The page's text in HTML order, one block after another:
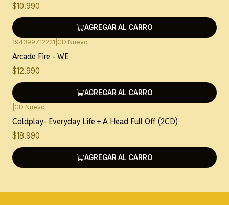
$10.990
AGREGAR AL CARRO
194399712221 CD Nuevo
Arcade Fire - WE
$12.990
AGREGAR AL CARRO
CD Nuevo
Coldplay- Everyday Life + A Head Full Off (2CD)
$18.990
AGREGAR AL CARRO